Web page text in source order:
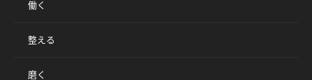
働く
整える
磨く